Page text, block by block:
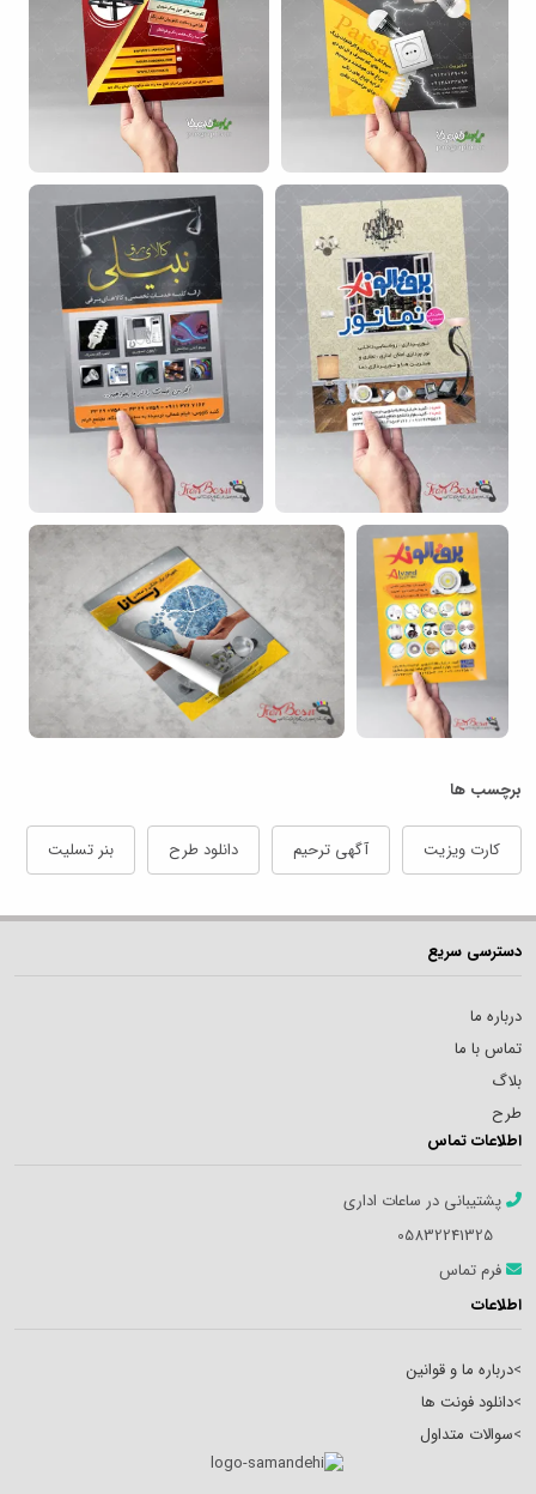
برچسب ها
کارت ویزیت آگهی ترحیم دانلود طرح بنر تسلیت
دسترسی سریع
درباره ما
تماس با ما
بلاگ
طرح
اطلاعات تماس
پشتیبانی در ساعات اداری
05832241325
فرم تماس
اطلاعات
>درباره ما و قوانین
>دانلود فونت ها
>سوالات متداول